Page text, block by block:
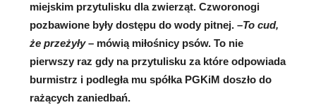
miejskim przytulisku dla zwierząt. Czworonogi
pozbawione były dostępu do wody pitnej. –To cud,
że przeżyły– mówią miłośnicy psów. To nie
pierwszy raz gdy na przytulisku za które odpowiada
burmistrz i podległa mu spółka PGKiM doszło do
rażących zaniedbań.